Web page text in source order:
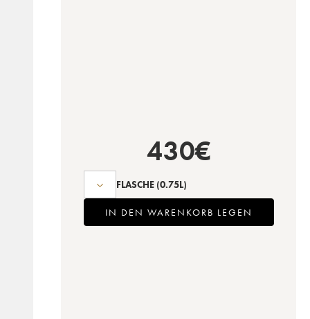
430€
FLASCHE (0.75L)
IN DEN WARENKORB LEGEN